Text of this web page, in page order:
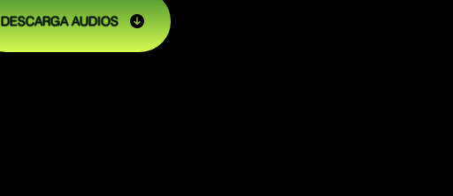
DESCARGA AUDIOS